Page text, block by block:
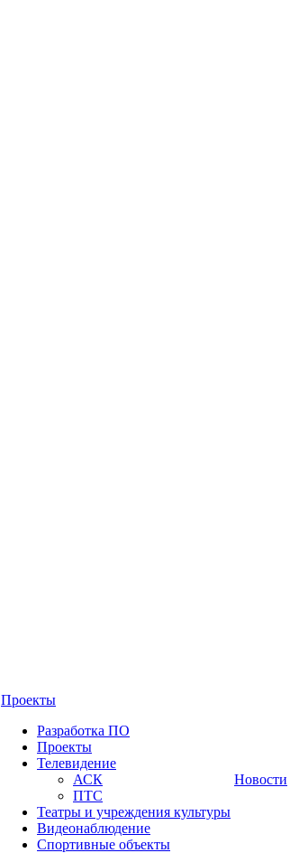
Проекты
Разработка ПО
Проекты
Телевидение
АСК
ПТС
Театры и учреждения культуры
Видеонаблюдение
Спортивные объекты
Новости